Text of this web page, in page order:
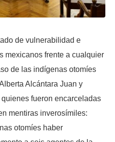
de vulnerabilidad e
mexicanos frente a cualquier
de las indígenas otomíes
Alcántara Juan y
fueron encarceladas
mentiras inverosímiles:
otomíes haber